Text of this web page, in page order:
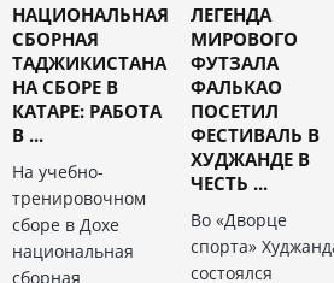
НАЦИОНАЛЬНАЯ
СБОРНАЯ
ТАДЖИКИСТАНА
НА СБОРЕ В
КАТАРЕ: РАБОТА
В ...
На учебно-
тренировочном
сборе в Дохе
национальная
сборная
ЛЕГЕНДА
МИРОВОГО
ФУТЗАЛА
ФАЛЬКАО
ПОСЕТИЛ
ФЕСТИВАЛЬ В
ХУДЖАНДЕ В
ЧЕСТЬ ...
Во «Дворце
спорта»
состоялся